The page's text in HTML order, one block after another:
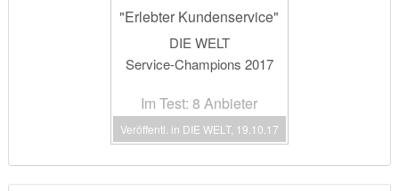
"Erlebter Kundenservice"
DIE WELT
Service-Champions 2017
Im Test: 8 Anbieter
Veröffentl. in DIE WELT, 19.10.17